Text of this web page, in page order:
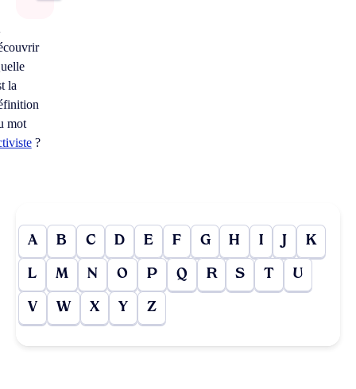
la
mot
?
A B C D E F G H I J K
L M N O P Q R S T U
V W X Y Z